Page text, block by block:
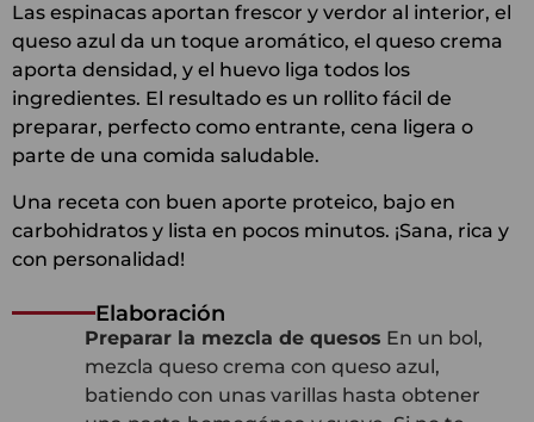
Las espinacas aportan frescor y verdor al interior, el
queso azul da un toque aromático, el queso crema
aporta densidad, y el huevo liga todos los
ingredientes. El resultado es un rollito fácil de
preparar, perfecto como entrante, cena ligera o
parte de una comida saludable.
Una receta con buen aporte proteico, bajo en
carbohidratos y lista en pocos minutos. ¡Sana, rica y
con personalidad!
Elaboración
Preparar la mezcla de quesos En un bol,
mezcla queso crema con queso azul,
batiendo con unas varillas hasta obtener